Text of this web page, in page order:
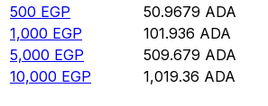
500 EGP 50.9679 ADA
1,000 EGP 101.936 ADA
5,000 EGP 509.679 ADA
10,000 EGP 1,019.36 ADA